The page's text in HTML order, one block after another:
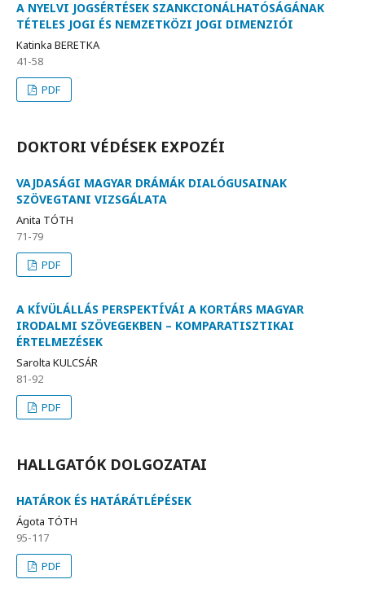
A NYELVI JOGSÉRTÉSEK SZANKCIONÁLHATÓSÁGÁNAK
TÉTELES JOGI ÉS NEMZETKÖZI JOGI DIMENZIÓI
Katinka BERETKA
41-58
PDF
DOKTORI VÉDÉSEK EXPOZÉI
VAJDASÁGI MAGYAR DRÁMÁK DIALÓGUSAINAK
SZÖVEGTANI VIZSGÁLATA
Anita TÓTH
71-79
PDF
A KÍVÜLÁLLÁS PERSPEKTÍVÁI A KORTÁRS MAGYAR
IRODALMI SZÖVEGEKBEN – KOMPARATISZTIKAI
ÉRTELMEZÉSEK
Sarolta KULCSÁR
81-92
PDF
HALLGATÓK DOLGOZATAI
HATÁROK ÉS HATÁRÁTLÉPÉSEK
Ágota TÓTH
95-117
PDF